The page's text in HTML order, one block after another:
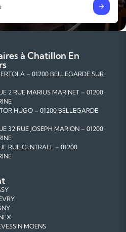
2026 -
à Chatillon En
– 01200 BELLEGARDE SUR
2 RUE MARIUS MARINET – 01200
HUGO – 01200 BELLEGARDE
32 RUE JOSEPH MARION – 01200
RUE CENTRALE – 01200
RUE CORNEILLE – 01200
17 RUE LAMARTINE – 01200
PLACE DE LA MAIRIE – 01200
35 RUE DE LA POSTE – 01200
MOENS